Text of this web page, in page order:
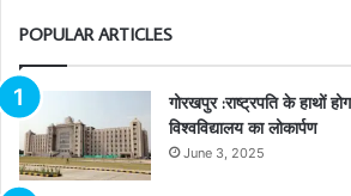
POPULAR ARTICLES
गोरखपुर :राष्ट्रपति के हाथों
विश्वविद्यालय का लोकार्पण
June 3, 2025